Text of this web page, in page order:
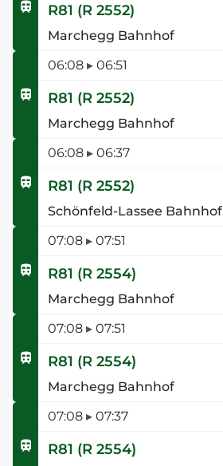
R81 (R 2552)
Marchegg Bahnhof
06:08 ▸ 06:51
R81 (R 2552)
Marchegg Bahnhof
06:08 ▸ 06:37
R81 (R 2552)
Schönfeld-Lassee Bahnhof
07:08 ▸ 07:51
R81 (R 2554)
Marchegg Bahnhof
07:08 ▸ 07:51
R81 (R 2554)
Marchegg Bahnhof
07:08 ▸ 07:37
R81 (R 2554)